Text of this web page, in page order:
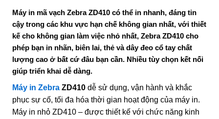
Máy in mã vạch Zebra ZD410 có thể in nhanh, đáng tin
cậy trong các khu vực hạn chế không gian nhất, với thiết
kế cho không gian làm việc nhỏ nhất, Zebra ZD410 cho
phép bạn in nhãn, biên lai, thẻ và dây đeo cổ tay chất
lượng cao ở bất cứ đâu bạn cần. Nhiều tùy chọn kết nối
giúp triển khai dễ dàng.
Máy in Zebra ZD410 dễ sử dụng, vận hành và khắc
phục sự cố, tối đa hóa thời gian hoạt động của máy in.
Máy in nhỏ ZD410 – được thiết kế với chức năng kinh